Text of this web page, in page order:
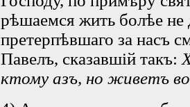
рѣшаемся жить болѣе не
претерпѣвшаго за насъ
Павелъ, сказавшій такъ:
ктому азъ, но живетъ